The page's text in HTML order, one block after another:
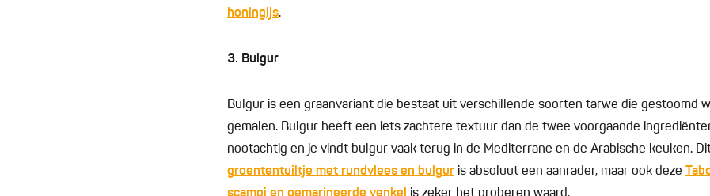
honingijs.
3. Bulgur
Bulgur is een graanvariant die bestaat uit verschillende soorten tarwe die gestoomd
gemalen. Bulgur heeft een iets zachtere textuur dan de twee voorgaande
nootachtig en je vindt bulgur vaak terug in de Mediterrane en de Arabische keuken.
groententuiltje met rundvlees en bulgur is absoluut een aanrader, maar ook deze
scampi en gemarineerde venkel
is zeker het proberen waard.